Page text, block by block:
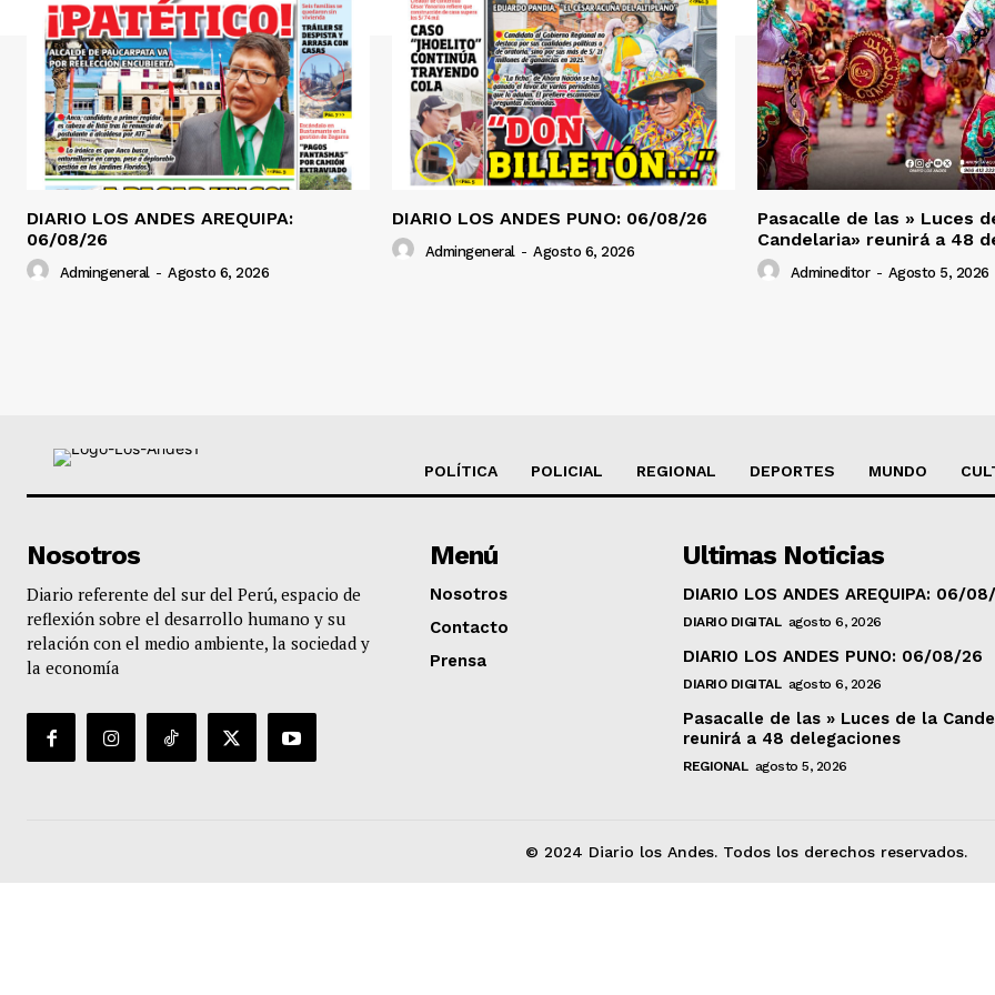
DIARIO LOS ANDES AREQUIPA:
06/08/26
Admingeneral - Agosto 6, 2026
DIARIO LOS ANDES PUNO: 06/08/26
Admingeneral - Agosto 6, 2026
Pasacalle de las » Luces
Candelaria» reunirá a 48
Admineditor - Agosto 5, 2026
POLÍTICA POLICIAL REGIONAL DEPORTES MUNDO
Nosotros
Diario referente del sur del Perú, espacio de
reflexión sobre el desarrollo humano y su
relación con el medio ambiente, la sociedad y
la economía
Menú
Nosotros
Contacto
Prensa
Ultimas Noticias
DIARIO LOS ANDES AREQUIPA: 06/
DIARIO DIGITAL agosto 6, 2026
DIARIO LOS ANDES PUNO: 06/08/26
DIARIO DIGITAL agosto 6, 2026
Pasacalle de las » Luces de la
reunirá a 48 delegaciones
REGIONAL agosto 5, 2026
© 2024 Diario los Andes. Todos los derechos reservados.